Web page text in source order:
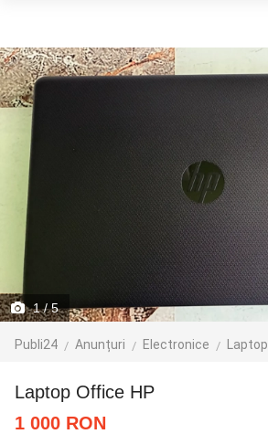
1/ 5
Publi24 Anunțuri Electronice Laptop
Laptop Office HP
1 000 RON